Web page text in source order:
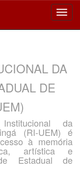
DA
DE
da
(RI-UEM) é
à memória
artística e
Estadual de